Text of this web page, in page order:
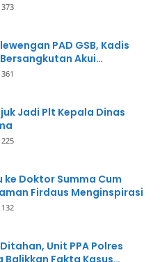
373
PAD GSB, Kadis
Akui
Siap Mengembalikan
361
Jadi Plt Kepala Dinas
225
ke Doktor Summa Cum
Firdaus Menginspirasi
132
Unit PPA Polres
Balikkan Fakta Kasus